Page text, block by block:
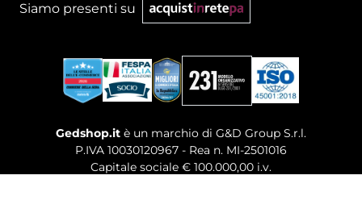
Siamo presenti su
Gedshop.it è un marchio di G&D Group S.r.l.
P.IVA 10030120967 - Rea n. MI-2501016
Capitale sociale € 100.000,00 i.v.